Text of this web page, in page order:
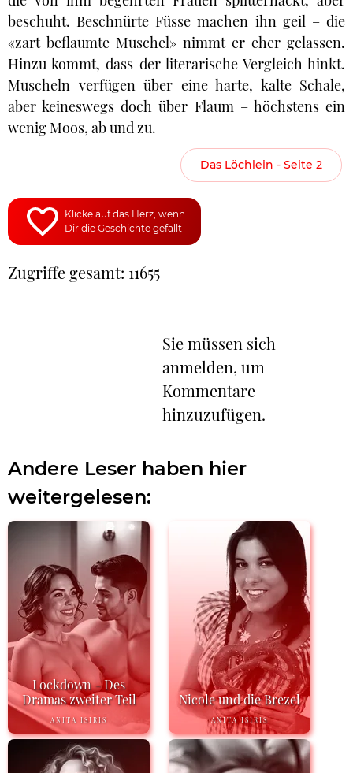
beschuht. Beschnürte Füsse machen ihn geil – die
«zart beflaumte Muschel» nimmt er eher gelassen.
Hinzu kommt, dass der literarische Vergleich hinkt.
Muscheln verfügen über eine harte, kalte Schale,
aber keineswegs doch über Flaum – höchstens ein
wenig Moos, ab und zu.
Das Löchlein - Seite 2
Klicke auf das Herz, wenn
Dir die Geschichte gefällt
Zugriffe gesamt: 11655
Sie müssen sich
anmelden, um
Kommentare
hinzuzufügen.
Andere Leser haben hier
weitergelesen:
Lockdown - Des
Dramas zweiter Teil
ANITA ISIRIS
Nicole und die Brezel
ANITA ISIRIS